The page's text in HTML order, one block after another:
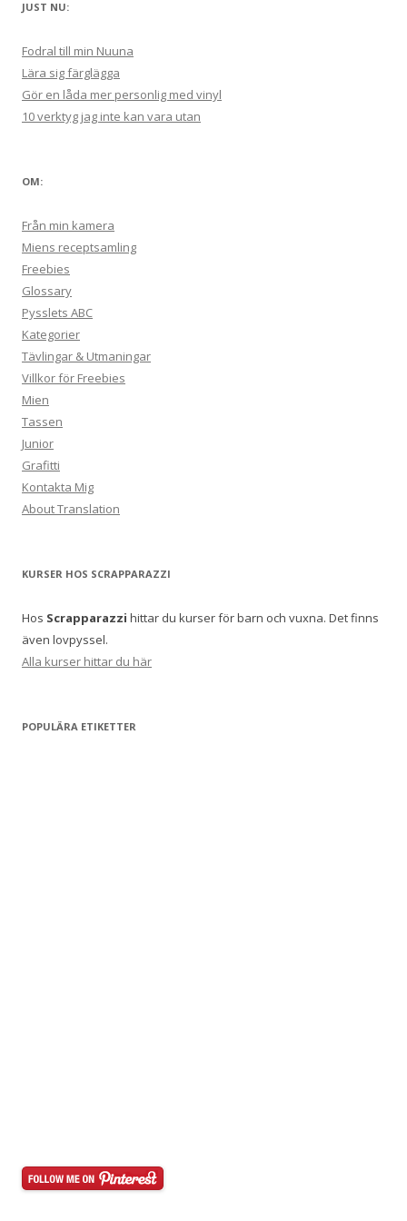
JUST NU:
Fodral till min Nuuna
Lära sig färglägga
Gör en låda mer personlig med vinyl
10 verktyg jag inte kan vara utan
OM:
Från min kamera
Miens receptsamling
Freebies
Glossary
Pysslets ABC
Kategorier
Tävlingar & Utmaningar
Villkor för Freebies
Mien
Tassen
Junior
Grafitti
Kontakta Mig
About Translation
KURSER HOS SCRAPPARAZZI
Hos Scrapparazzi hittar du kurser för barn och vuxna. Det finns
även lovpyssel.
Alla kurser hittar du här
POPULÄRA ETIKETTER